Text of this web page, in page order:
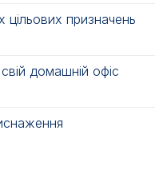
цільових призначень
домашній офіс